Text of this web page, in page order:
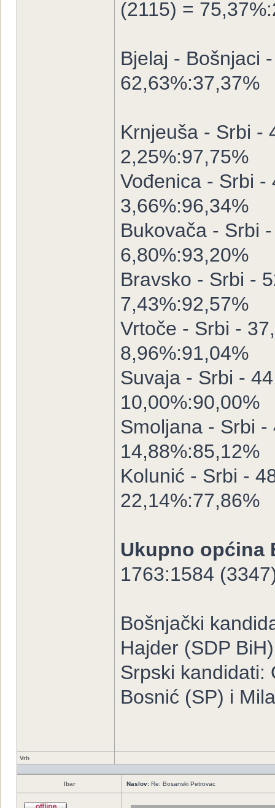
(2115) =
Bjelaj - Bošnjaci
62,63%:37,37%
Krnjeuša - Srbi -
2,25%:97,75%
Vođenica - Srbi -
3,66%:96,34%
Bukovača - Srbi
6,80%:93,20%
Bravsko - Srbi -
7,43%:92,57%
Vrtoče - Srbi -
8,96%:91,04%
Suvaja - Srbi -
10,00%:90,00%
Smoljana - Srbi
14,88%:85,12%
Kolunić - Srbi -
22,14%:77,86%
Ukupno općina
1763:1584
Bošnjački
Hajder (SDP BiH)
Srpski kandidati:
Bosnić (SP) i
Vrh
Ibar Naslov: Re: Bosanski Petrovac